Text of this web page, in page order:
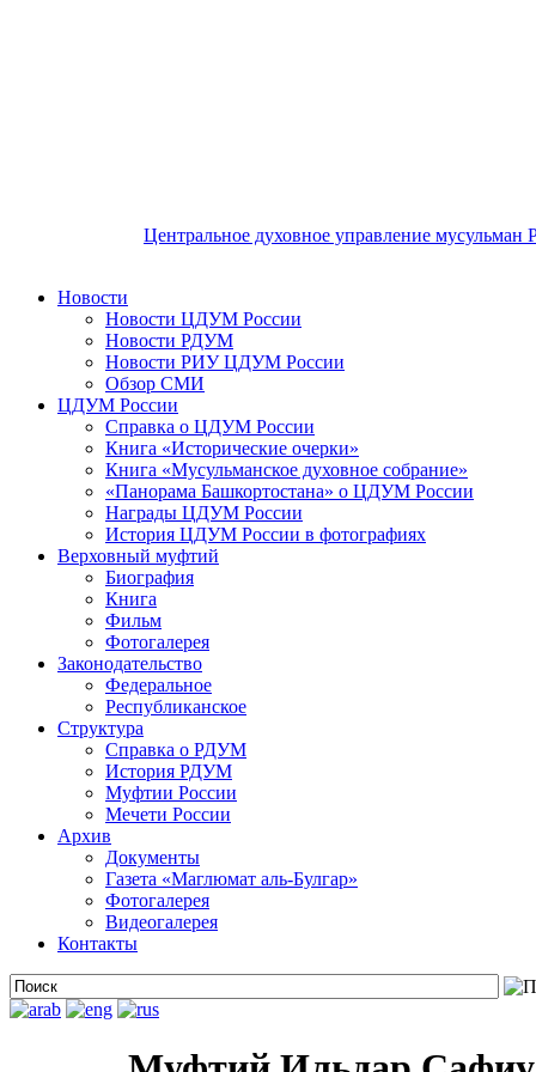
Центральное духовное управление мусульман
Новости
Новости ЦДУМ России
Новости РДУМ
Новости РИУ ЦДУМ России
Обзор СМИ
ЦДУМ России
Справка о ЦДУМ России
Книга «Исторические очерки»
Книга «Мусульманское духовное собрание»
«Панорама Башкортостана» о ЦДУМ России
Награды ЦДУМ России
История ЦДУМ России в фотографиях
Верховный муфтий
Биография
Книга
Фильм
Фотогалерея
Законодательство
Федеральное
Республиканское
Структура
Справка о РДУМ
История РДУМ
Муфтии России
Мечети России
Архив
Документы
Газета «Маглюмат аль-Булгар»
Фотогалерея
Видеогалерея
Контакты